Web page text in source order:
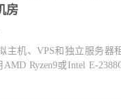
房
主机、VPS和独立服务器
Ryzen9或Intel E-